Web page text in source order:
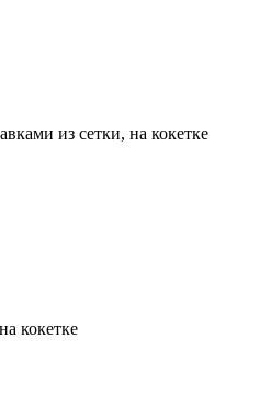
из сетки, на кокетке
кокетке